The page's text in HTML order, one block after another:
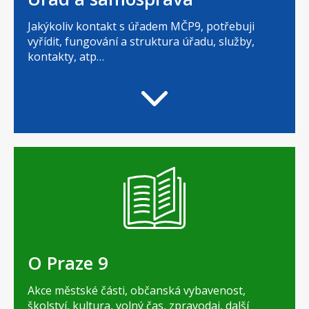
Jakýkoliv kontakt s úřadem MČP9, potřebuji
vyřídit, fungování a struktura úřadu, služby,
kontakty, atp…
O Praze 9
Akce městské části, občanská vybavenost,
školství, kultura, volný čas, zpravodaj, další